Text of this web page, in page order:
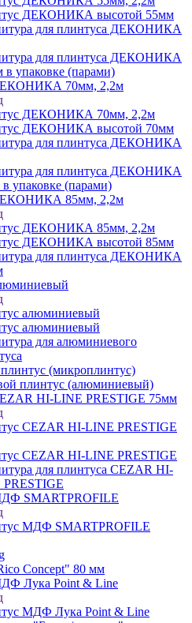
ДЕКОНИКА высотой 55мм
для плинтуса ДЕКОНИКА
для плинтуса ДЕКОНИКА
в упаковке (парами)
70мм, 2,2м
ДЕКОНИКА 70мм, 2,2м
ДЕКОНИКА высотой 70мм
для плинтуса ДЕКОНИКА
для плинтуса ДЕКОНИКА
упаковке (парами)
85мм, 2,2м
ДЕКОНИКА 85мм, 2,2м
ДЕКОНИКА высотой 85мм
для плинтуса ДЕКОНИКА
алюминиевый
алюминиевый
для алюминиевого
(микроплинтус)
плинтус (алюминиевый)
HI-LINE PRESTIGE 75мм
CEZAR HI-LINE PRESTIGE
CEZAR HI-LINE PRESTIGE
для плинтуса CEZAR HI-
SMARTPROFILE
МДФ SMARTPROFILE
Concept" 80 мм
Лука Point & Line
МДФ Лука Point & Line